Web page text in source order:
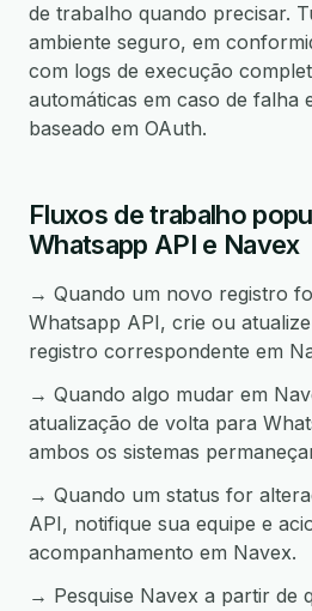
de trabalho quando precisar.
ambiente seguro, em
com logs de execução
automáticas em caso de falha
baseado em OAuth.
Fluxos de trabalho
Whatsapp API e Navex
→ Quando um novo registro
Whatsapp API, crie ou
registro correspondente em
→ Quando algo mudar em
atualização de volta para
ambos os sistemas
→ Quando um status for
API, notifique sua equipe e
acompanhamento em Navex.
→ Pesquise Navex a partir de